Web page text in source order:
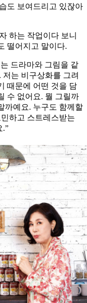
도 보여드리고 있잖아
하는 작업이다 보니
떨어지고 말이다.
드라마와 그림을 같
는 비구상화를 그려
때문에 어떤 것을 담
수 없어요. 뭘 그릴까
까예요. 누구도 함께할
하고 스트레스받는
.”